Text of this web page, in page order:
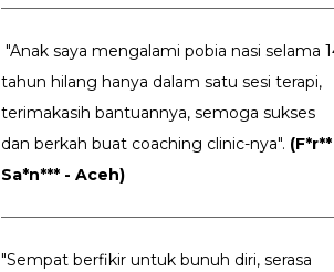
"Anak saya mengalami pobia nasi selama
tahun hilang hanya dalam satu sesi terapi,
terimakasih bantuannya, semoga sukses
dan berkah buat coaching clinic-nya". (F*r**
Sa*n*** - Aceh)
"Sempat berfikir untuk bunuh diri, serasa